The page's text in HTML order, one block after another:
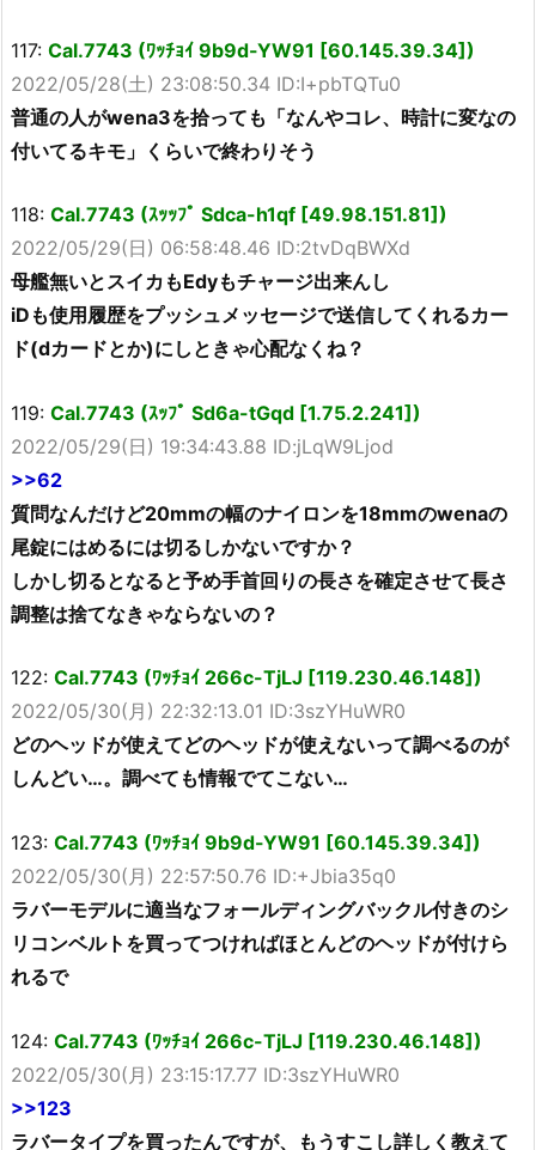
117: Cal.7743 (ﾜｯﾁｮｲ 9b9d-YW91 [60.145.39.34])
2022/05/28(土) 23:08:50.34 ID:I+pbTQTu0
普通の人がwena3を拾っても「なんやコレ、時計に変なの
付いてるキモ」くらいで終わりそう
118: Cal.7743 (ｽｯｯﾌﾟ Sdca-h1qf [49.98.151.81])
2022/05/29(日) 06:58:48.46 ID:2tvDqBWXd
母艦無いとスイカもEdyもチャージ出来んし
iDも使用履歴をプッシュメッセージで送信してくれるカー
ド(dカードとか)にしときゃ心配なくね？
119: Cal.7743 (ｽｯﾌﾟ Sd6a-tGqd [1.75.2.241])
2022/05/29(日) 19:34:43.88 ID:jLqW9Ljod
>>62
質問なんだけど20mmの幅のナイロンを18mmのwenaの
尾錠にはめるには切るしかないですか？
しかし切るとなると予め手首回りの長さを確定させて長さ
調整は捨てなきゃならないの？
122: Cal.7743 (ﾜｯﾁｮｲ 266c-TjLJ [119.230.46.148])
2022/05/30(月) 22:32:13.01 ID:3szYHuWR0
どのヘッドが使えてどのヘッドが使えないって調べるのが
しんどい…。調べても情報でてこない…
123: Cal.7743 (ﾜｯﾁｮｲ 9b9d-YW91 [60.145.39.34])
2022/05/30(月) 22:57:50.76 ID:+Jbia35q0
ラバーモデルに適当なフォールディングバックル付きのシ
リコンベルトを買ってつければほとんどのヘッドが付けら
れるで
124: Cal.7743 (ﾜｯﾁｮｲ 266c-TjLJ [119.230.46.148])
2022/05/30(月) 23:15:17.77 ID:3szYHuWR0
>>123
ラバータイプを買ったんですが、もうすこし詳しく教えて